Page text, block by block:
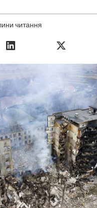
читання